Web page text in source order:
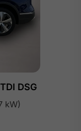
DSG
kW)